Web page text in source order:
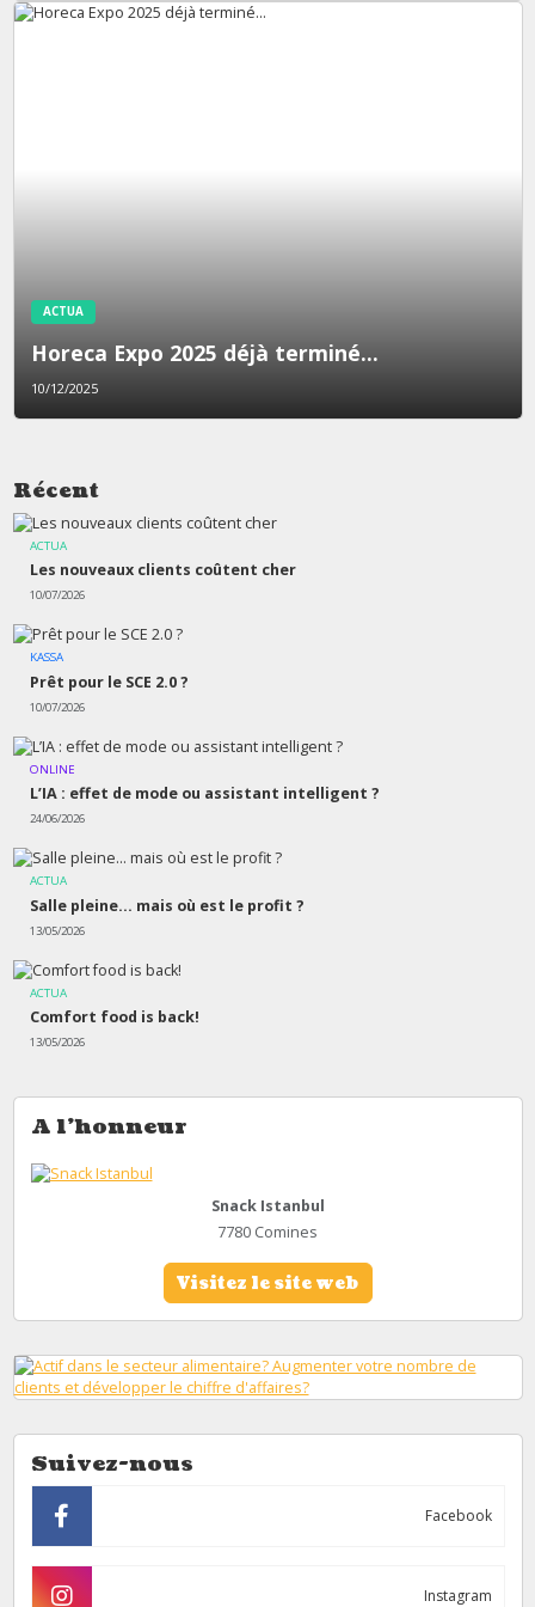
ACTUA
Horeca Expo 2025 déjà terminé…
10/12/2025
Récent
ACTUA
Les nouveaux clients coûtent cher
10/07/2026
KASSA
Prêt pour le SCE 2.0 ?
10/07/2026
ONLINE
L’IA : effet de mode ou assistant intelligent ?
24/06/2026
ACTUA
Salle pleine… mais où est le profit ?
13/05/2026
ACTUA
Comfort food is back!
13/05/2026
A l'honneur
Snack Istanbul
7780 Comines
Visitez le site web
Suivez-nous
Facebook
Instagram